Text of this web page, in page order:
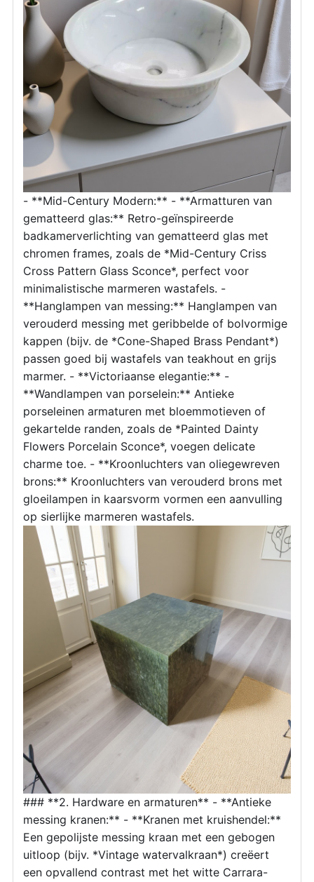
- **Mid-Century Modern:** - **Armatturen van
gematteerd glas:** Retro-geïnspireerde
badkamerverlichting van gematteerd glas met
chromen frames, zoals de *Mid-Century Criss
Cross Pattern Glass Sconce*, perfect voor
minimalistische marmeren wastafels. -
**Hanglampen van messing:** Hanglampen van
verouderd messing met geribbelde of bolvormige
kappen (bijv. de *Cone-Shaped Brass Pendant*)
passen goed bij wastafels van teakhout en grijs
marmer. - **Victoriaanse elegantie:** -
**Wandlampen van porselein:** Antieke
porseleinen armaturen met bloemmotieven of
gekartelde randen, zoals de *Painted Dainty
Flowers Porcelain Sconce*, voegen delicate
charme toe. - **Kroonluchters van oliegewreven
brons:** Kroonluchters van verouderd brons met
gloeilampen in kaarsvorm vormen een aanvulling
op sierlijke marmeren wastafels.
### **2. Hardware en armaturen** - **Antieke
messing kranen:** - **Kranen met kruishendel:**
Een gepolijste messing kraan met een gebogen
uitloop (bijv. *Vintage watervalkraan*) creëert
een opvallend contrast met het witte Carrara-